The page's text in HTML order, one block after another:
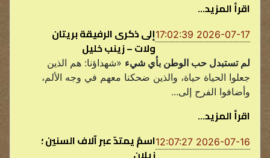
اقرأ المزيد...
2026-07-17 17:02:39
إلى ذكرى الرفيقة بريتان
ولات – زينب خليل
لم تستبدل حب الوطن بأي شيء «شهداؤنا: هم الذين
جعلوا الحياة حياة، والذين ضحكنا معهم في وجه الألم،
وأضافوا الفرح إلى...
اقرأ المزيد...
2026-07-16 12:07:27
اسمٌ يمتدّ عبر آلاف السنين ؛